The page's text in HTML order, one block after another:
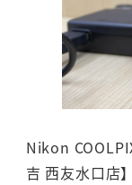
Nikon
吉 西友水口店